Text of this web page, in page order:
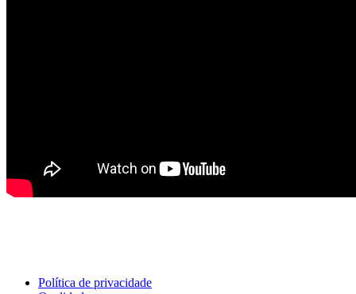
Política de privacidade